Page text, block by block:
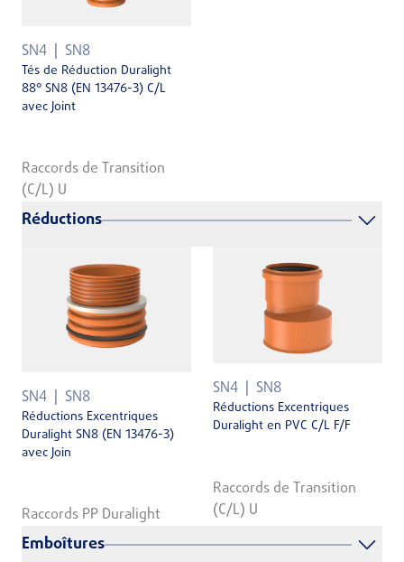
SN4 SN8
Tés de Réduction Duralight
88° SN8 (EN 13476-3) C/L
avec Joint
Raccords de Transition
(C/L) U
Réductions
SN4 SN8
Réductions Excentriques
Duralight SN8 (EN 13476-3)
avec Join
Raccords PP Duralight
SN4 SN8
Réductions Excentriques
Duralight en PVC C/L F/F
Raccords de Transition
(C/L) U
Emboîtures